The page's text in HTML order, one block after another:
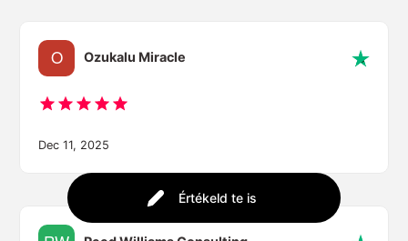
Értékeld te is
Ozukalu Miracle
Dec 11, 2025